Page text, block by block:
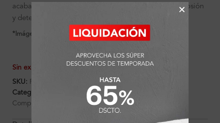
acabado cromado de alta calidad, resistente a la corrosión
y deterioro. Con practico sistema de instalación.
*Imágenes referenciales
Sin existencias
SKU: FA1702
Categorías:
Baño , Brazo de ducha
Complementos